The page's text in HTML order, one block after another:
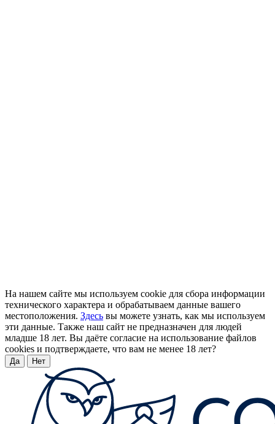
На нашем сайте мы используем cookie для сбора информации
технического характера и обрабатываем данные вашего
местоположения. Здесь вы можете узнать, как мы используем
эти данные. Также наш сайт не предназначен для людей
младше 18 лет. Вы даёте согласие на использование файлов
cookies и подтверждаете, что вам не менее 18 лет?
Да Нет